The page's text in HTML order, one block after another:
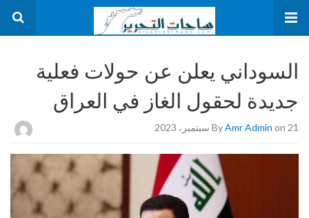
السوداني يعلن عن حولات فعلية
جديدة لحقول الغاز في العراق
ByAmr Admin on 21 سبتمبر، 2023